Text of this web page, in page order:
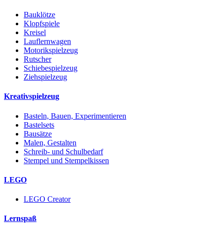
Bauklötze
Klopfspiele
Kreisel
Lauflernwagen
Motorikspielzeug
Rutscher
Schiebespielzeug
Ziehspielzeug
Kreativspielzeug
Basteln, Bauen, Experimentieren
Bastelsets
Bausätze
Malen, Gestalten
Schreib- und Schulbedarf
Stempel und Stempelkissen
LEGO
LEGO Creator
Lernspaß